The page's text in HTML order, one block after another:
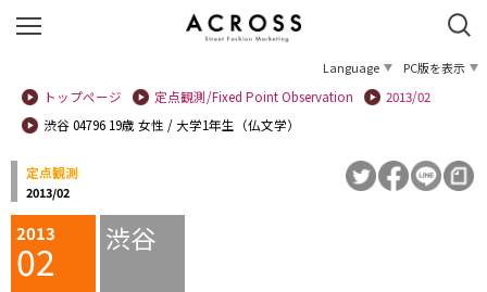
Language
PC版を表示
トップページ
定点観測/Fixed Point Observation
2013/02
渋谷 04796 19歳 女性 / 大学1年生（仏文学）
定点観測
2013/02
2013
02 渋谷